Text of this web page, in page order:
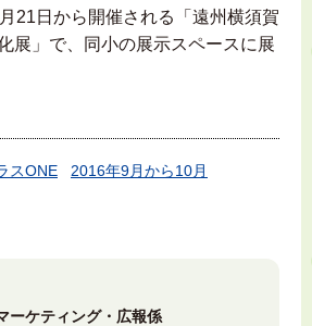
21日から開催される「遠州横須賀
展」で、同小の展示スペースに展
スONE 2016年9月から10月
ーケティング・広報係